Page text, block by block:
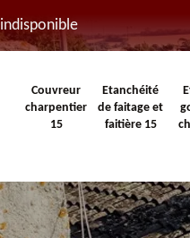
indisponible
Couvreur
charpentier
15
Etanchéité
de faitage et
faitière 15